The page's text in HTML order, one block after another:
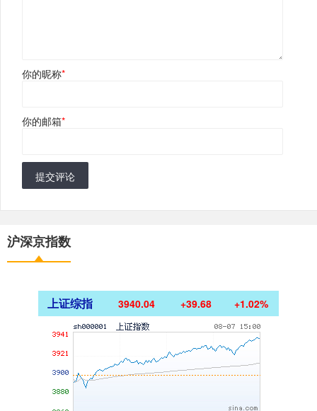
你的昵称*
你的邮箱*
提交评论
沪深京指数
上证综指 3940.04 +39.68 +1.02%